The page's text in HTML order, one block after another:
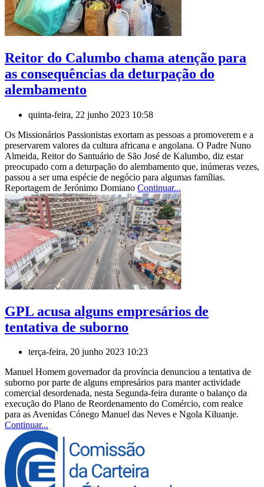
Reitor do Calumbo chama atenção para
as consequências da deturpação do
alembamento
quinta-feira, 22 junho 2023 10:58
Os Missionários Passionistas exortam as pessoas a promoverem e a
preservarem valores da cultura africana e angolana. O Padre Nuno
Almeida, Reitor do Santuário de São José de Kalumbo, diz estar
preocupado com a deturpação do alembamento que, inúmeras vezes,
passou a ser uma espécie de negócio para algumas famílias.
Reportagem de Jerónimo Domiano Continuar...
GPL acusa alguns empresários de
tentativa de suborno
terça-feira, 20 junho 2023 10:23
Manuel Homem governador da província denunciou a tentativa de
suborno por parte de alguns empresários para manter actividade
comercial desordenada, nesta Segunda-feira durante o balanço da
execução do Plano de Reordenamento do Comércio, com realce
para as Avenidas Cónego Manuel das Neves e Ngola Kiluanje.
Continuar...